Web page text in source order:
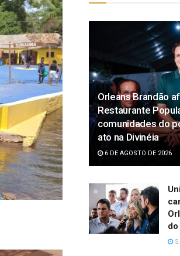
Orleans Brandão
Restaurante
comunidades do
ato na Divinéia
6 DE AGOSTO DE 2026
5